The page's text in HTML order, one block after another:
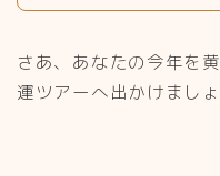
さあ、あなたの今年を
運ツアーへ出かけましょ